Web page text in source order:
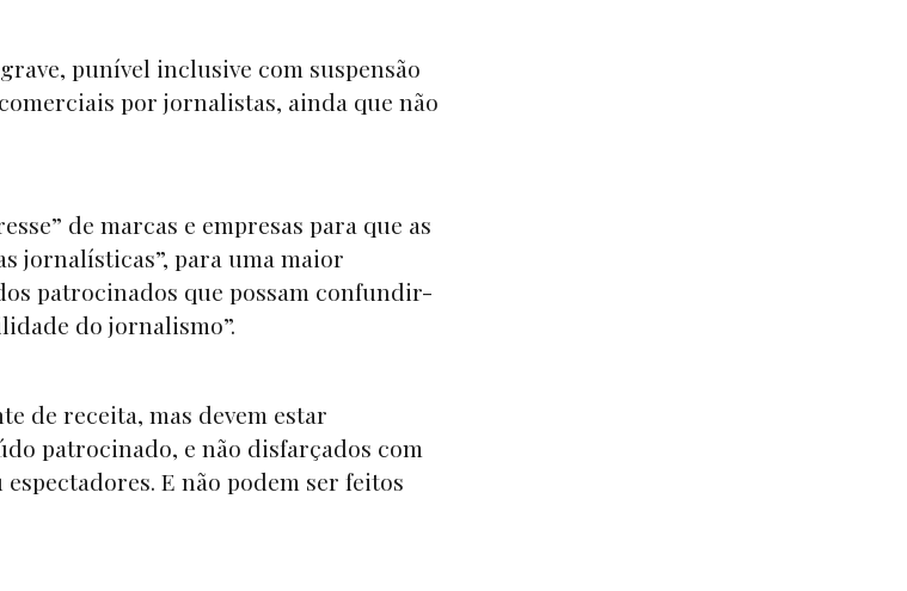
punível inclusive com suspensão
por jornalistas, ainda que não
de marcas e empresas para que as
jornalísticas”, para uma maior
patrocinados que possam confundir-
do jornalismo”.
de receita, mas devem estar
patrocinado, e não disfarçados com
E não podem ser feitos